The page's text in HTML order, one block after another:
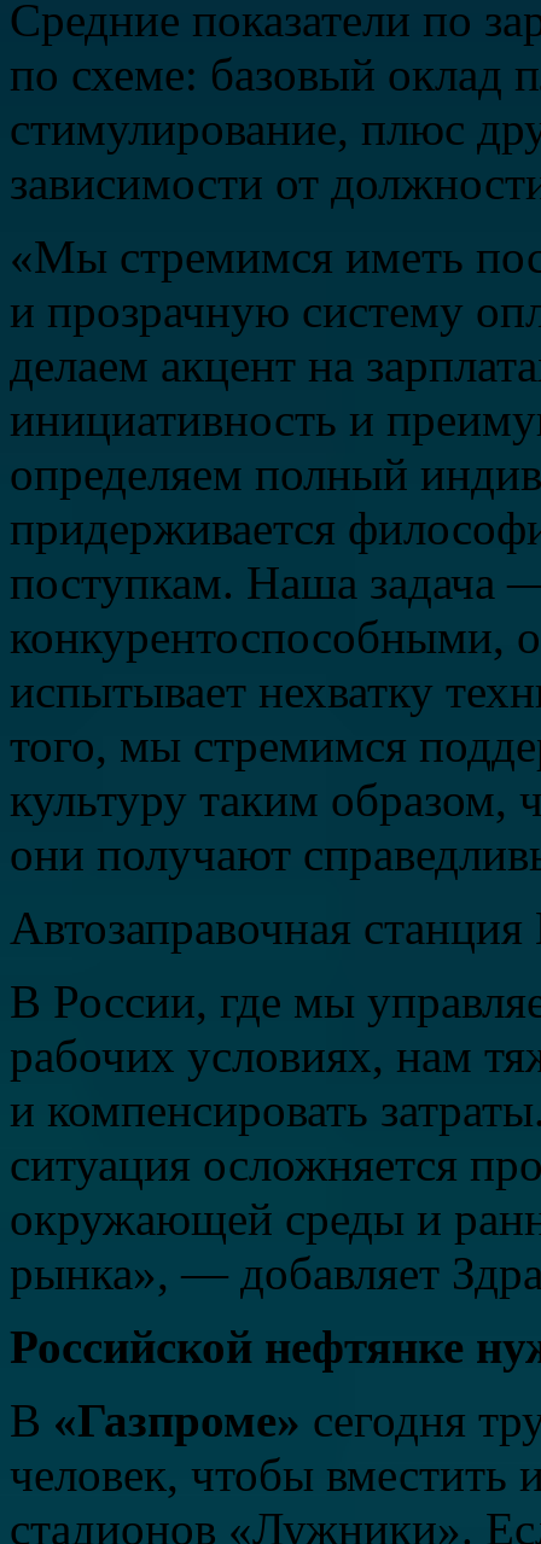
Средние показатели по
по схеме: базовый оклад
стимулирование, плюс
зависимости от
«Мы стремимся иметь
и прозрачную систему
делаем акцент на
инициативность и
определяем полный
придерживается
поступкам. Наша задача
конкурентоспособными,
испытывает нехватку
того, мы стремимся
культуру таким образом,
они получают
Автозаправочная
В России, где мы
рабочих условиях, нам
и компенсировать
ситуация осложняется
окружающей среды и
рынка», — добавляет
Российской нефтянке
В «Газпроме» сегодня
человек, чтобы вместить
стадионов «Лужники».